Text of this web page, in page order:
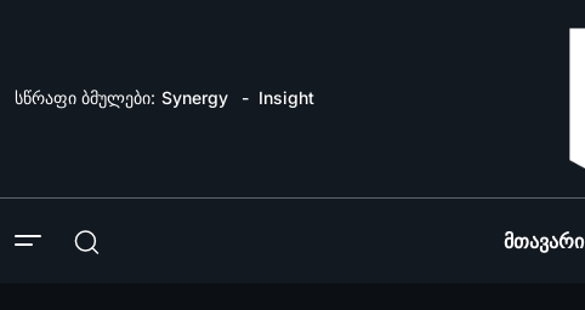
სწრაფი ბმულები: Synergy Insight
Მთავარი